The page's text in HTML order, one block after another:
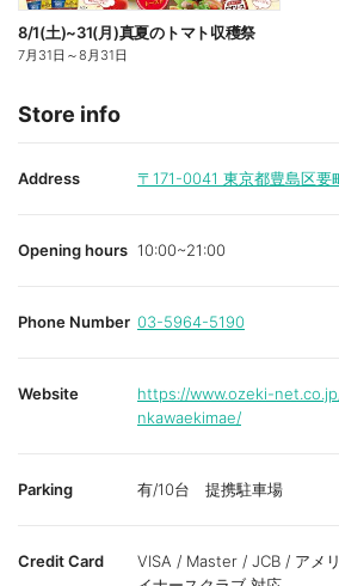
8/1(土)~31(月)真夏のトマト収穫祭
7月31日 ～8月31日
Store info
Address 〒171-0041 東京都豊島区
Opening hours 10:00~21:00
Phone Number 03-5964-5190
Website
https://www.ozeki-
nkawaekimae/
Parking 有/10台 提携駐車場
Credit Card
VISA / Master / JCB / アメ